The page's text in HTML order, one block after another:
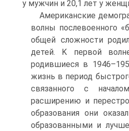
у мужчин и 20,1 лет у
Американские
волны послевоенного
общей сложности
детей. K первой
родившиеся в
жизнь в период
связанного с
расширению и
образования они
образованными и